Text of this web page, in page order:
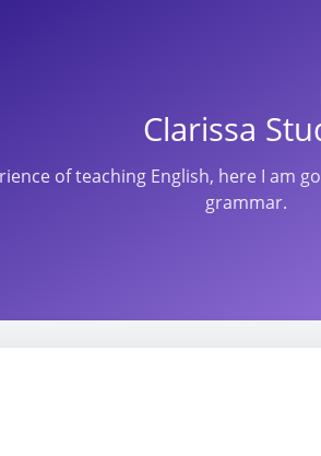
Clarissa
of teaching English, here I am
grammar.